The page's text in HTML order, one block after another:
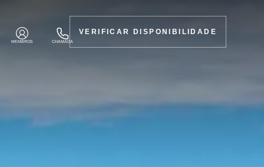
MEMBROS CHAMADA
VERIFICAR DISPONIBILIDADE